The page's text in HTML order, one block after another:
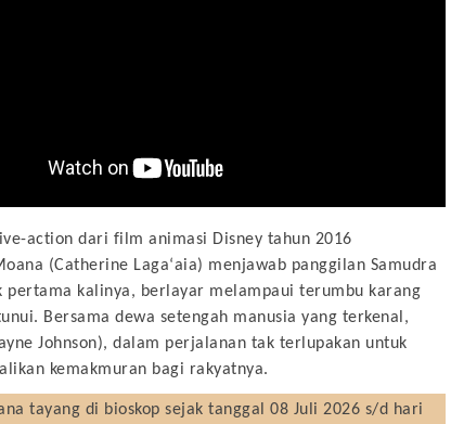
action dari film animasi Disney tahun 2016
(Catherine Laga‘aia) menjawab panggilan Samudra
pertama kalinya, berlayar melampaui terumbu karang
Bersama dewa setengah manusia yang terkenal,
Johnson), dalam perjalanan tak terlupakan untuk
kemakmuran bagi rakyatnya.
tayang di bioskop sejak tanggal 08 Juli 2026 s/d hari